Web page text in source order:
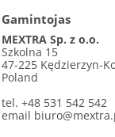
Gamintojas
MEXTRA Sp. z o.o.
Szkolna 15
47-225 Kędzierzyn-
Poland
tel. +48 531 542 542
email